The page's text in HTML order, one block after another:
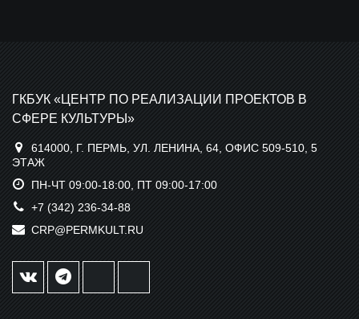
ГКБУК «ЦЕНТР ПО РЕАЛИЗАЦИИ ПРОЕКТОВ В
СФЕРЕ КУЛЬТУРЫ»
614000, Г. ПЕРМЬ, УЛ. ЛЕНИНА, 64, ОФИС 509-510, 5
ЭТАЖ
ПН-ЧТ 09:00-18:00, ПТ 09:00-17:00
+7 (342) 236-34-88
CRP@PERMKULT.RU